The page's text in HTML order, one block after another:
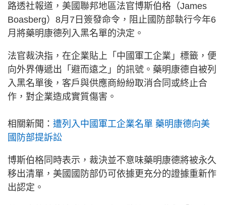
路透社報道，美國聯邦地區法官博斯伯格（James
Boasberg）8月7日簽發命令，阻止國防部執行今年6
月將藥明康德列入黑名單的決定。
法官裁決指，在企業貼上「中國軍工企業」標籤，便
向外界傳遞出「避而遠之」的訊號。藥明康德自被列
入黑名單後，客戶與供應商紛紛取消合同或終止合
作，對企業造成實質傷害。
相關新聞： 遭列入中國軍工企業名單 藥明康德向美
國防部提訴訟
博斯伯格同時表示，裁決並不意味藥明康德將被永久
移出清單，美國國防部仍可依據更充分的證據重新作
出認定。